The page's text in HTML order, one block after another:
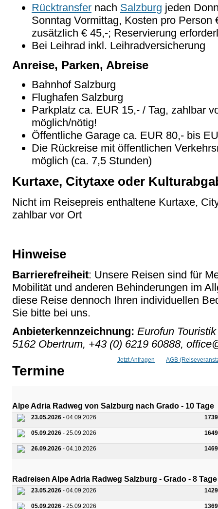
Rücktransfer nach Salzburg jeden
Sonntag Vormittag, Kosten pro Person
zusätzlich € 45,-; Reservierung
Bei Leihrad inkl. Leihradversicherung
Anreise, Parken, Abreise
Bahnhof Salzburg
Flughafen Salzburg
Parkplatz ca. EUR 15,- / Tag, zahlbar
möglich/nötig!
Öffentliche Garage ca. EUR 80,- bis
Die Rückreise mit öffentlichen
möglich (ca. 7,5 Stunden)
Kurtaxe, Citytaxe oder
Nicht im Reisepreis enthaltene Kurtaxe,
zahlbar vor Ort
Hinweise
Barrierefreiheit: Unsere Reisen sind für
Mobilität und anderen Behinderungen im
diese Reise dennoch Ihren individuellen
Sie bitte bei uns.
Anbieterkennzeichnung: Eurofun
5162 Obertrum, +43 (0) 6219 60888,
Jetzt Anfragen AGB
Termine
Alpe Adria Radweg von Salzburg nach Grado - 10 Tage
23.05.2026 - 04.09.2026
05.09.2026 - 25.09.2026
26.09.2026 - 04.10.2026
Radreisen Alpe Adria Radweg Salzburg - Grado - 8 Tage
23.05.2026 - 04.09.2026
05.09.2026 - 25.09.2026